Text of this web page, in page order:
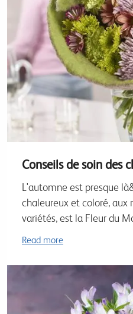
Conseils de soin des
L'automne est presque
chaleureux et coloré, aux
variétés, est la Fleur du
Read more